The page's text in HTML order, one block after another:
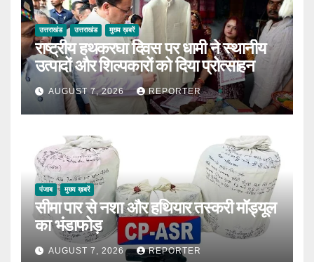
उत्तराखंड उत्तराखंड मुख्य ख़बरें
राष्ट्रीय हथकरघा दिवस पर धामी ने स्थानीय
उत्पादों और शिल्पकारों को दिया प्रोत्साहन
AUGUST 7, 2026 REPORTER
पंजाब मुख्य ख़बरें
सीमा पार से नशा और हथियार तस्करी मॉड्यूल
का भंडाफोड़
AUGUST 7, 2026 REPORTER